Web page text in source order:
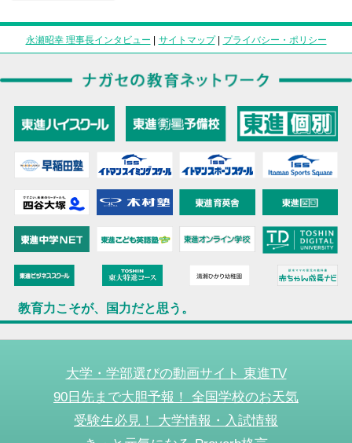
永瀬昭幸 理事長インタビュー サイトマップ| プライバシー・ポリシー
教育力こそが、国力だと思う。
大学・学部選びの動画サイト 東進TV
90日先まで大胆予報！ 全国学校のお天気
受験生必見！ 大学情報・入試情報